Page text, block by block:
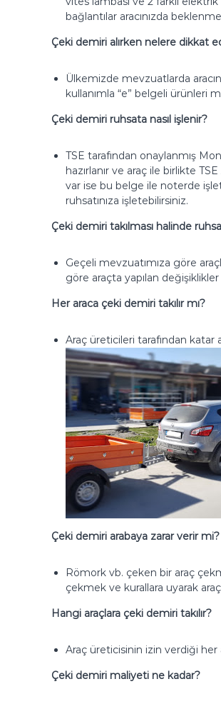
bağlantılar aracınızda
Çeki demiri alırken nelere dikkat
Ülkemizde mevzuatlarda
kullanımla “e” belgeli ürünleri
Çeki demiri ruhsata nasıl işlenir?
TSE tarafından onaylanmış
hazırlanır ve araç ile birlikte
var ise bu belge ile noterde
ruhsatınıza işletebilirsiniz.
Çeki demiri takılması halinde
Geçeli mevzuatımıza göre
göre araçta yapılan
Her araca çeki demiri takılır mı?
Araç üreticileri tarafından katar
Çeki demiri arabaya zarar verir mi?
Römork vb. çeken bir araç
çekmek ve kurallara uyarak
Hangi araçlara çeki demiri takılır?
Araç üreticisinin izin verdiği
Çeki demiri maliyeti ne kadar?